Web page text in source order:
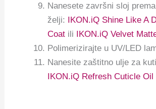
Nanesete završni sloj prema
želji: IKON.iQ Shine Like A
Coat ili IKON.iQ Velvet
Polimerizirajte u UV/LED
Nanesite zaštitno ulje za
IKON.iQ Refresh Cuticle Oil